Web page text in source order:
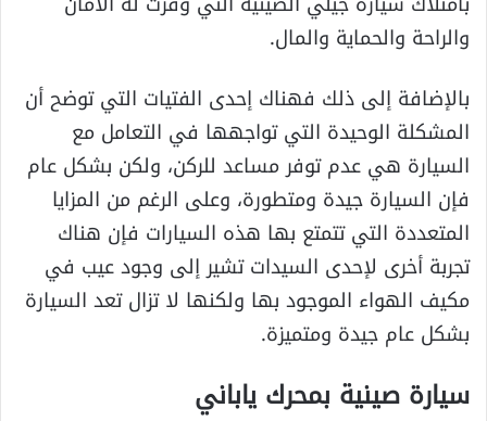
والراحة والحماية والمال.
بالإضافة إلى ذلك فهناك إحدى الفتيات التي توضح أن
المشكلة الوحيدة التي تواجهها في التعامل مع
السيارة هي عدم توفر مساعد للركن، ولكن بشكل عام
فإن السيارة جيدة ومتطورة، وعلى الرغم من المزايا
المتعددة التي تتمتع بها هذه السيارات فإن هناك
تجربة أخرى لإحدى السيدات تشير إلى وجود عيب في
مكيف الهواء الموجود بها ولكنها لا تزال تعد السيارة
بشكل عام جيدة ومتميزة.
سيارة صينية بمحرك ياباني